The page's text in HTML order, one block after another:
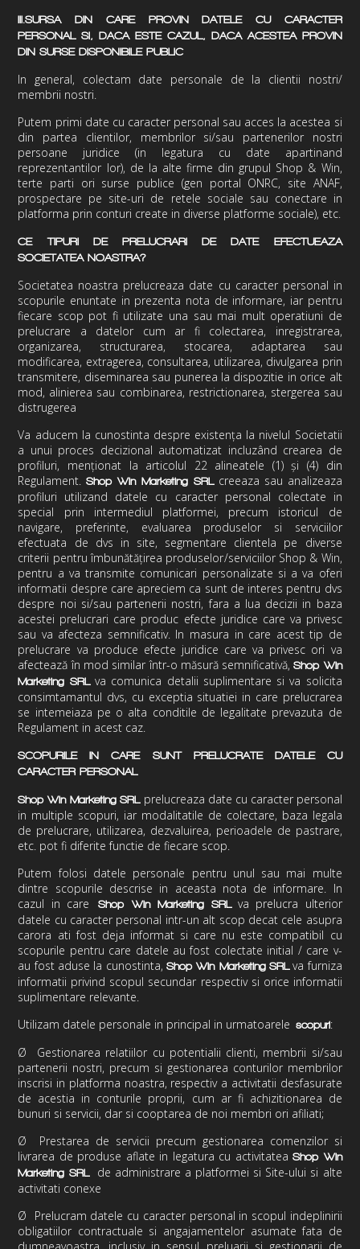
III.SURSA DIN CARE PROVIN DATELE CU CARACTER
PERSONAL SI, DACA ESTE CAZUL, DACA ACESTEA PROVIN
DIN SURSE DISPONIBILE PUBLIC
In general, colectam date personale de la clientii nostri/
membrii nostri.
Putem primi date cu caracter personal sau acces la acestea si
din partea clientilor, membrilor si/sau partenerilor nostri
persoane juridice (in legatura cu date apartinand
reprezentantilor lor), de la alte firme din grupul Shop & Win,
terte parti ori surse publice (gen portal ONRC, site ANAF,
prospectare pe site-uri de retele sociale sau conectare in
platforma prin conturi create in diverse platforme sociale), etc.
CE TIPURI DE PRELUCRARI DE DATE EFECTUEAZA
SOCIETATEA NOASTRA?
Societatea noastra prelucreaza date cu caracter personal in
scopurile enuntate in prezenta nota de informare, iar pentru
fiecare scop pot fi utilizate una sau mai mult operatiuni de
prelucrare a datelor cum ar fi colectarea, inregistrarea,
organizarea, structurarea, stocarea, adaptarea sau
modificarea, extragerea, consultarea, utilizarea, divulgarea prin
transmitere, diseminarea sau punerea la dispozitie in orice alt
mod, alinierea sau combinarea, restrictionarea, stergerea sau
distrugerea
Va aducem la cunostinta despre existența la nivelul Societatii
a unui proces decizional automatizat incluzând crearea de
profiluri, menționat la articolul 22 alineatele (1) și (4) din
Regulament.Shop Win Marketing SRL creeaza sau analizeaza
profiluri utilizand datele cu caracter personal colectate in
special prin intermediul platformei, precum istoricul de
navigare, preferinte, evaluarea produselor si serviciilor
efectuata de dvs in site, segmentare clientela pe diverse
criterii pentru îmbunătățirea produselor/serviciilor Shop & Win,
pentru a va transmite comunicari personalizate si a va oferi
informatii despre care apreciem ca sunt de interes pentru dvs
despre noi si/sau partenerii nostri, fara a lua decizii in baza
acestei prelucrari care produc efecte juridice care va privesc
sau va afecteza semnificativ. In masura in care acest tip de
prelucrare va produce efecte juridice care va privesc ori va
afectează în mod similar într-o măsură semnificativă,Shop Win
Marketing SRL va comunica detalii suplimentare si va solicita
consimtamantul dvs, cu exceptia situatiei in care prelucrarea
se intemeiaza pe o alta conditile de legalitate prevazuta de
Regulament in acest caz.
SCOPURILE IN CARE SUNT PRELUCRATE DATELE CU
CARACTER PERSONAL
Shop Win Marketing SRL prelucreaza date cu caracter personal
in multiple scopuri, iar modalitatile de colectare, baza legala
de prelucrare, utilizarea, dezvaluirea, perioadele de pastrare,
etc. pot fi diferite functie de fiecare scop.
Putem folosi datele personale pentru unul sau mai multe
dintre scopurile descrise in aceasta nota de informare. In
cazul in care Shop Win Marketing SRL va prelucra ulterior
datele cu caracter personal intr-un alt scop decat cele asupra
carora ati fost deja informat si care nu este compatibil cu
scopurile pentru care datele au fost colectate initial / care v-
au fost aduse la cunostinta, Shop Win Marketing SRL va furniza
informatii privind scopul secundar respectiv si orice informatii
suplimentare relevante.
Utilizam datele personale in principal in urmatoarele scopuri:
Ø Gestionarea relatiilor cu potentialii clienti, membrii si/sau
partenerii nostri, precum si gestionarea conturilor membrilor
inscrisi in platforma noastra, respectiv a activitatii desfasurate
de acestia in conturile proprii, cum ar fi achizitionarea de
bunuri si servicii, dar si cooptarea de noi membri ori afiliati;
Ø Prestarea de servicii precum gestionarea comenzilor si
livrarea de produse aflate in legatura cu activitateaShop Win
Marketing SRL
de administrare a platformei si Site-ului si alte
activitati conexe
Ø Prelucram datele cu caracter personal in scopul indeplinirii
obligatiilor contractuale si angajamentelor asumate fata de